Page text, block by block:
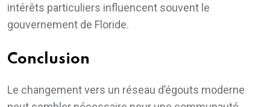
intérêts particuliers influencent souvent le
gouvernement de Floride.
Conclusion
Le changement vers un réseau d’égouts moderne